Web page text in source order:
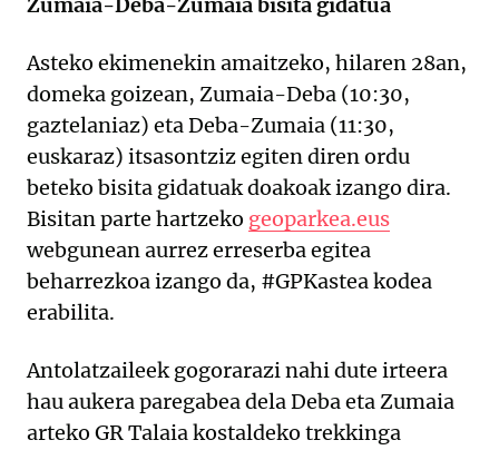
Zumaia-Deba-Zumaia bisita gidatua
Asteko ekimenekin amaitzeko, hilaren 28an,
domeka goizean, Zumaia-Deba (10:30,
gaztelaniaz) eta Deba-Zumaia (11:30,
euskaraz) itsasontziz egiten diren ordu
beteko bisita gidatuak doakoak izango dira.
Bisitan parte hartzeko geoparkea.eus
webgunean aurrez erreserba egitea
beharrezkoa izango da, #GPKastea kodea
erabilita.
Antolatzaileek gogorarazi nahi dute irteera
hau aukera paregabea dela Deba eta Zumaia
arteko GR Talaia kostaldeko trekkinga